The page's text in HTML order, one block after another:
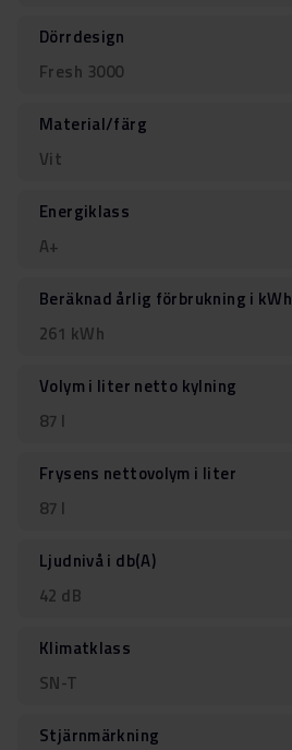
Dörrdesign
Fresh 3000
Material/färg
Vit
Energiklass
A+
Beräknad årlig förbrukning i kWh
261 kWh
Volym i liter netto kylning
87 l
Frysens nettovolym i liter
87 l
Ljudnivå i db(A)
42 dB
Klimatklass
SN-T
Stjärnmärkning